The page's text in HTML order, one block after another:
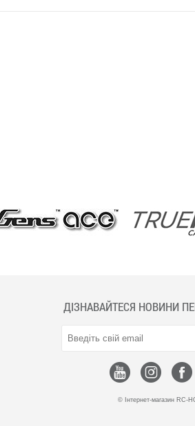
ДІЗНАВАЙТЕСЯ НОВИНИ
© Інтернет-магазин RC-